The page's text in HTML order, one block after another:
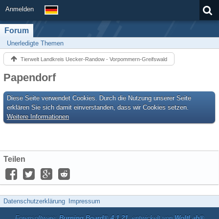
Anmelden
Forum
Unerledigte Themen
Tierwelt Landkreis Uecker-Randow - Vorpommern-Greifswald
Papendorf
Diese Seite verwendet Cookies. Durch die Nutzung unserer Seite
erklären Sie sich damit einverstanden, dass wir Cookies setzen.
Weitere Informationen
Teilen
Datenschutzerklärung Impressum